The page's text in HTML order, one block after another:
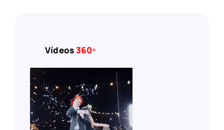
Vídeos360º